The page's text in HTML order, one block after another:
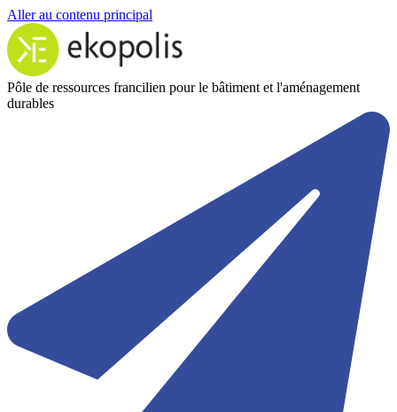
Aller au contenu principal
Pôle de ressources francilien pour le bâtiment et l'aménagement
durables